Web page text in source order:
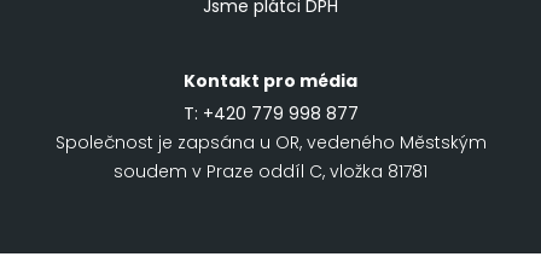
Jsme plátci DPH
Kontakt pro média
T: +420 779 998 877
Společnost je zapsána u OR, vedeného Městským
soudem v Praze oddíl C, vložka 81781